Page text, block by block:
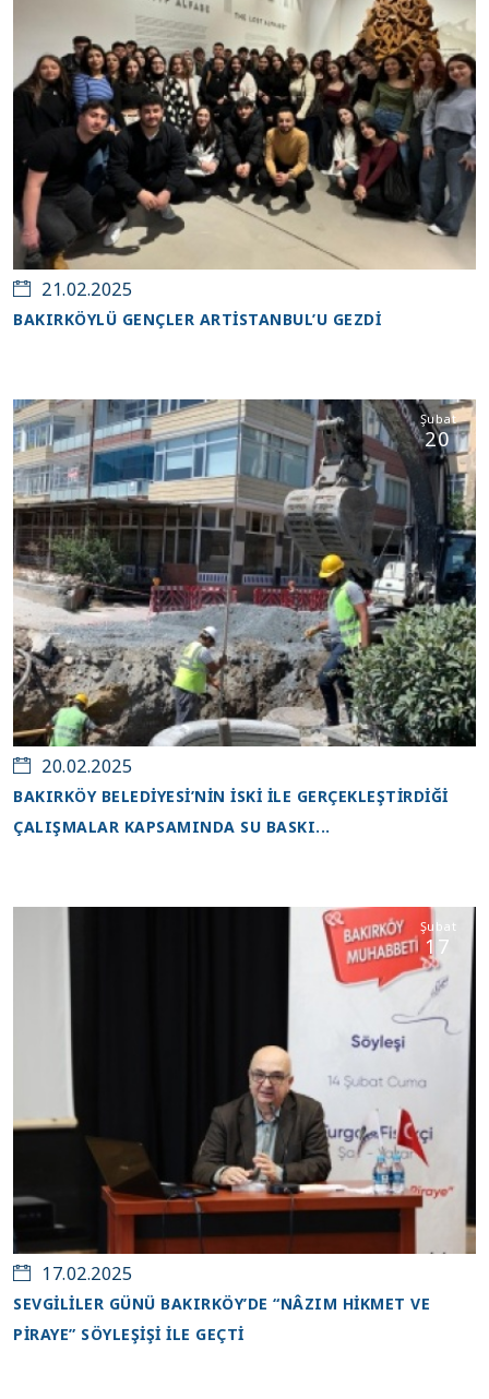
21.02.2025
BAKIRKÖYLÜ GENÇLER ARTİSTANBUL’U GEZDİ
Şubat
20
20.02.2025
BAKIRKÖY BELEDİYESİ’NİN İSKİ İLE GERÇEKLEŞTİRDİĞİ
ÇALIŞMALAR KAPSAMINDA SU BASKI...
Şubat
17
17.02.2025
SEVGİLİLER GÜNÜ BAKIRKÖY’DE “NÂZIM HİKMET VE
PİRAYE” SÖYLEŞİŞİ İLE GEÇTİ